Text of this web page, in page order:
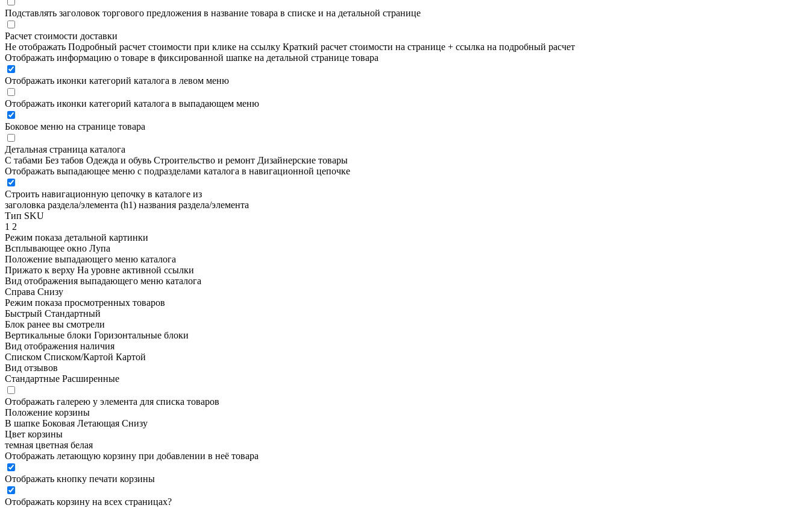
Подставлять заголовок торгового предложения в название товара в списке и на детальной странице
Расчет стоимости доставки
Не отображать Подробный расчет стоимости при клике на ссылку Краткий расчет стоимости на странице + ссылка на подробный расчет
Отображать информацию о товаре в фиксированной шапке на детальной странице товара
Отображать иконки категорий каталога в левом меню
Отображать иконки категорий каталога в выпадающем меню
Боковое меню на странице товара
Детальная страница каталога
С табами Без табов Одежда и обувь Строительство и ремонт Дизайнерские товары
Отображать выпадающее меню с подразделами каталога в навигационной цепочке
Строить навигационную цепочку в каталоге из
заголовка раздела/элемента (h1) названия раздела/элемента
Тип SKU
1 2
Режим показа детальной картинки
Всплывающее окно Лупа
Положение выпадающего меню каталога
Прижато к верху На уровне активной ссылки
Вид отображения выпадающего меню каталога
Справа Снизу
Режим показа просмотренных товаров
Быстрый Стандартный
Блок ранее вы смотрели
Вертикальные блоки Горизонтальные блоки
Вид отображения наличия
Списком Списком/Картой Картой
Вид отзывов
Стандартные Расширенные
Отображать галерею у элемента для списка товаров
Положение корзины
В шапке Боковая Летающая Снизу
Цвет корзины
темная цветная белая
Отображать летающую корзину при добавлении в неё товара
Отображать кнопку печати корзины
Отображать корзину на всех страницах?